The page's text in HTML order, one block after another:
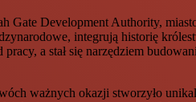
Gate Development Authority,
integrują historię
a stał się narzędziem
ważnych okazji stworzyło